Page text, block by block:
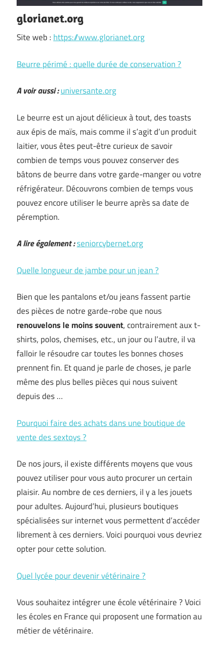
glorianet.org
Site web :https://www.glorianet.org
Beurre périmé : quelle durée de conservation ?
A voir aussi :universante.org
Le beurre est un ajout délicieux à tout, des toasts
aux épis de maïs, mais comme il s’agit d’un produit
laitier, vous êtes peut-être curieux de savoir
combien de temps vous pouvez conserver des
bâtons de beurre dans votre garde-manger ou votre
réfrigérateur. Découvrons combien de temps vous
pouvez encore utiliser le beurre après sa date de
péremption.
A lire également :seniorcybernet.org
Quelle longueur de jambe pour un jean ?
Bien que les pantalons et/ou jeans fassent partie
des pièces de notre garde-robe que nous
renouvelons le moins souvent, contrairement aux t-
shirts, polos, chemises, etc., un jour ou l’autre, il va
falloir le résoudre car toutes les bonnes choses
prennent fin. Et quand je parle de choses, je parle
même des plus belles pièces qui nous suivent
depuis des …
Pourquoi faire des achats dans une boutique de
vente des sextoys ?
De nos jours, il existe différents moyens que vous
pouvez utiliser pour vous auto procurer un certain
plaisir. Au nombre de ces derniers, il y a les jouets
pour adultes. Aujourd’hui, plusieurs boutiques
spécialisées sur internet vous permettent d’accéder
librement à ces derniers. Voici pourquoi vous devriez
opter pour cette solution.
Quel lycée pour devenir vétérinaire ?
Vous souhaitez intégrer une école vétérinaire ? Voici
les écoles en France qui proposent une formation au
métier de vétérinaire.